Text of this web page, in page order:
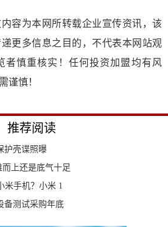
内容为本网所转载企业宣传资讯，该
更多信息之目的，不代表本网站观
者慎重核实！任何投资加盟均有风
谨慎！
推荐阅读
护壳谍照曝
上还是底气十足
米手机？小米 1
备测试采购年底